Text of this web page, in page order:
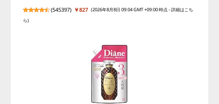
(545397) ￥827 (2026年8月8日 09:04 GMT +09:00 時点 -詳細はこち
ら)